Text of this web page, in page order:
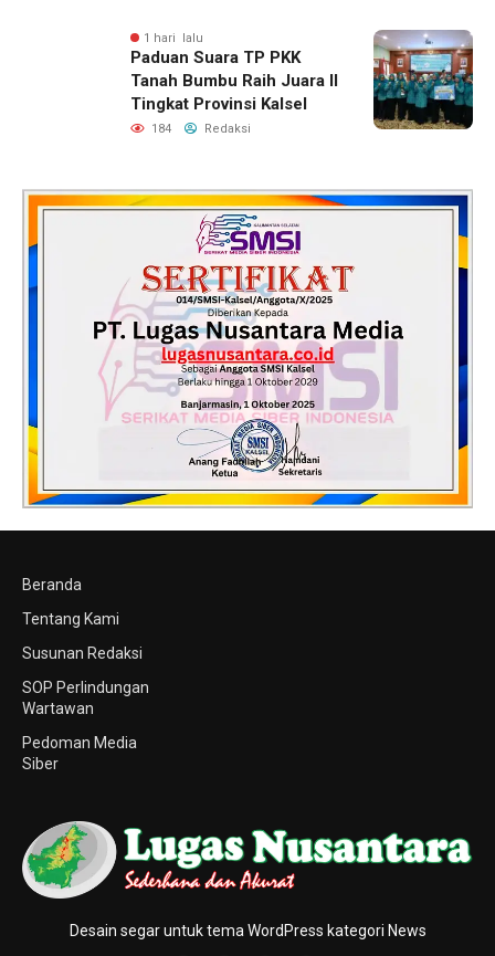
1 hari lalu
Paduan Suara TP PKK
Tanah Bumbu Raih Juara II
Tingkat Provinsi Kalsel
184 Redaksi
Beranda
Tentang Kami
Susunan Redaksi
SOP Perlindungan
Wartawan
Pedoman Media
Siber
Desain segar untuk tema WordPress kategori News